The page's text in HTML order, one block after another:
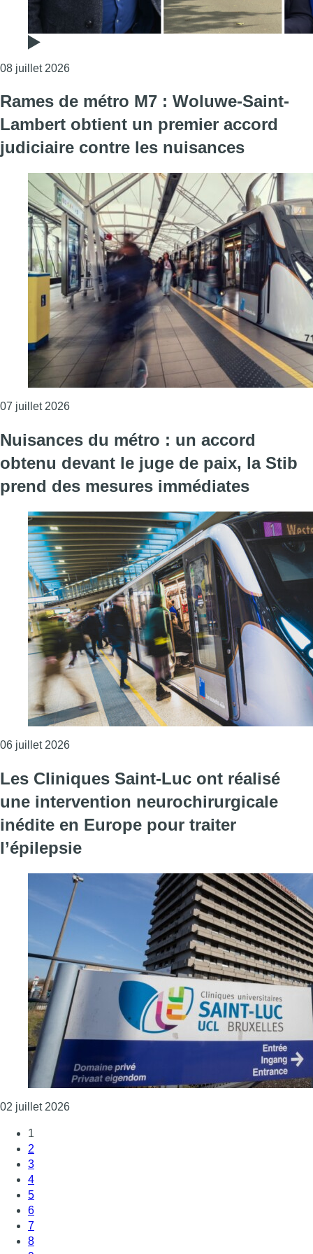
08 juillet 2026Consulter l'article "Woluwe-Saint-Lambert :
Rames de métro M7 : Woluwe-Saint-
Lambert obtient un premier accord
judiciaire contre les nuisances
07 juillet 2026Consulter l'article "Rames de métro M7 :
Nuisances du métro : un accord
obtenu devant le juge de paix, la Stib
prend des mesures immédiates
06 juillet 2026Consulter l'article "Nuisances du métro : un
Les Cliniques Saint-Luc ont réalisé
une intervention neurochirurgicale
inédite en Europe pour traiter
l’épilepsie
02 juillet 2026Consulter l'article "Les Cliniques Saint-Luc ont
1
2
3
4
5
6
7
8